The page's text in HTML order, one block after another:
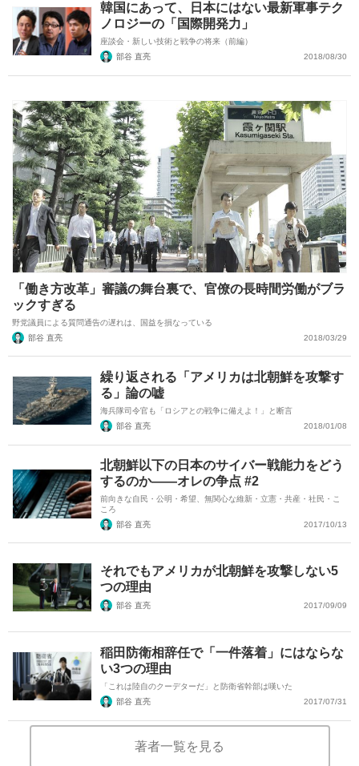
韓国にあって、日本にはない最新軍事テク
ノロジーの「国際開発力」
座談会・新しい技術と戦争の将来（前編）
部谷 直亮
2018/08/30
「働き方改革」審議の舞台裏で、官僚の長時間労働がブラ
ックすぎる
野党議員による質問通告の遅れは、国益を損なっている
部谷 直亮
2018/03/29
繰り返される「アメリカは北朝鮮を攻撃す
る」論の嘘
海兵隊司令官も「ロシアとの戦争に備えよ！」と断言
部谷 直亮
2018/01/08
北朝鮮以下の日本のサイバー戦能力をどう
するのか――オレの争点 #2
前向きな自民・公明・希望、無関心な維新・立憲・共産・社民・こ
ころ
部谷 直亮
2017/10/13
それでもアメリカが北朝鮮を攻撃しない5
つの理由
部谷 直亮 2017/09/09
稲田防衛相辞任で「一件落着」にはならな
い3つの理由
「これは陸自のクーデターだ」と防衛省幹部は嘆いた
部谷 直亮
2017/07/31
著者一覧を見る